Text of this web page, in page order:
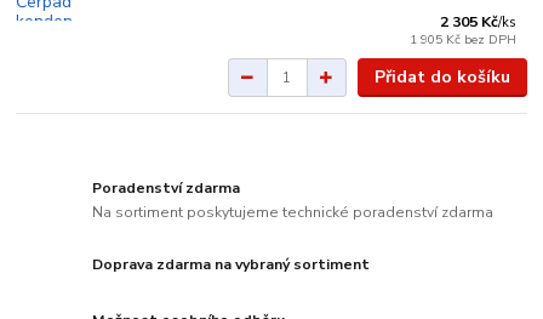
2 305 Kč/ks
1 905 Kč bez DPH
Přidat do košíku
Poradenství zdarma
Na sortiment poskytujeme technické poradenství zdarma
Doprava zdarma na vybraný sortiment